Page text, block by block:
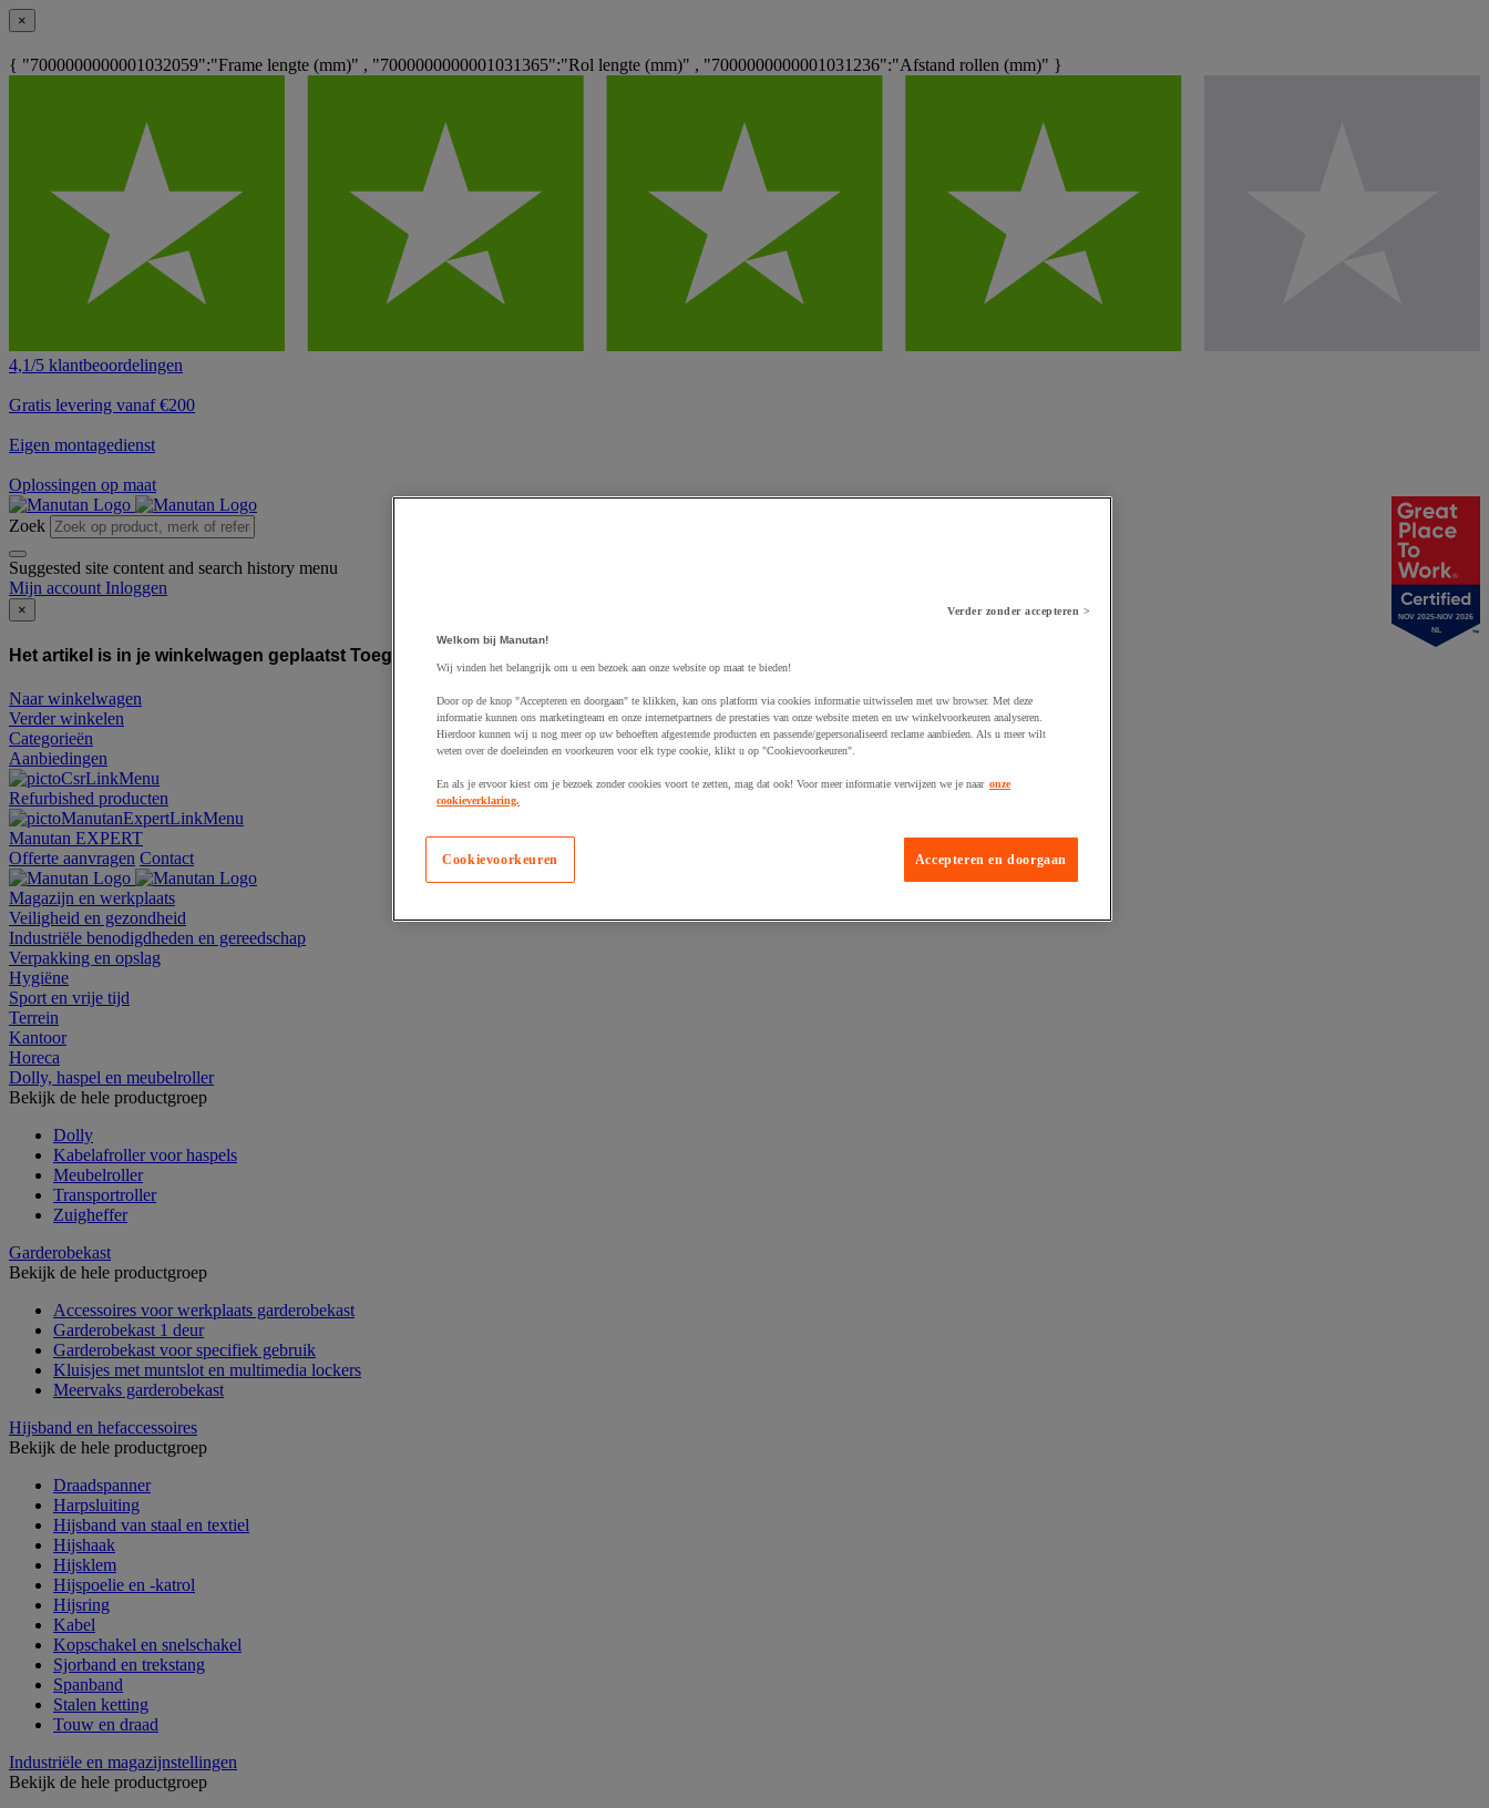
×
{ "7000000000001032059":"Frame lengte (mm)" , "7000000000001031365":"Rol lengte (mm)" , "7000000000001031236":"Afstand rollen (mm)" }
4,1/5 klantbeoordelingen
Gratis levering vanaf €200
Eigen montagedienst
Oplossingen op maat
Zoek
Suggested site content and search history menu
Mijn account Inloggen
×
Het artikel is in je winkelwagen geplaatst Toegevoegd aan winkelwagen
Naar winkelwagen
Verder winkelen
Categorieën
Aanbiedingen
Refurbished producten
Manutan EXPERT
Offerte aanvragen Contact
Magazijn en werkplaats
Veiligheid en gezondheid
Industriële benodigdheden en gereedschap
Verpakking en opslag
Hygiëne
Sport en vrije tijd
Terrein
Kantoor
Horeca
Dolly, haspel en meubelroller
Bekijk de hele productgroep
Dolly
Kabelafroller voor haspels
Meubelroller
Transportroller
Zuigheffer
Garderobekast
Bekijk de hele productgroep
Accessoires voor werkplaats garderobekast
Garderobekast 1 deur
Garderobekast voor specifiek gebruik
Kluisjes met muntslot en multimedia lockers
Meervaks garderobekast
Hijsband en hefaccessoires
Bekijk de hele productgroep
Draadspanner
Harpsluiting
Hijsband van staal en textiel
Hijshaak
Hijsklem
Hijspoelie en -katrol
Hijsring
Kabel
Kopschakel en snelschakel
Sjorband en trekstang
Spanband
Stalen ketting
Touw en draad
Industriële en magazijnstellingen
Bekijk de hele productgroep
NOV 2025-NOV 2026
NL
Verder zonder accepteren >
Welkom bij Manutan!
Wij vinden het belangrijk om u een bezoek aan onze website op maat te bieden!
Door op de knop "Accepteren en doorgaan" te klikken, kan ons platform via cookies informatie uitwisselen met uw browser. Met deze
informatie kunnen ons marketingteam en onze internetpartners de prestaties van onze website meten en uw winkelvoorkeuren analyseren.
Hierdoor kunnen wij u nog meer op uw behoeften afgestemde producten en passende/gepersonaliseerd reclame aanbieden. Als u meer wilt
weten over de doeleinden en voorkeuren voor elk type cookie, klikt u op "Cookievoorkeuren".
En als je ervoor kiest om je bezoek zonder cookies voort te zetten, mag dat ook! Voor meer informatie verwijzen we je naar onze
cookieverklaring.
Accepteren en doorgaan
Cookievoorkeuren